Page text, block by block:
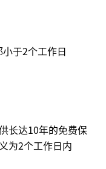
于2个工作日
长达10年的免费保
为2个工作日内